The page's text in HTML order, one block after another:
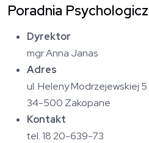
Poradnia
Dyrektor
mgr Anna Janas
Adres
ul. Heleny Modrzejewskiej 5
34-500 Zakopane
Kontakt
tel. 18 20-639-73